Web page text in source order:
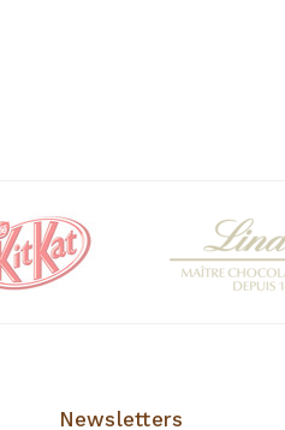
Newsletters